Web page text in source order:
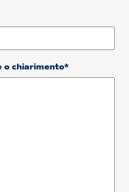
o chiarimento*